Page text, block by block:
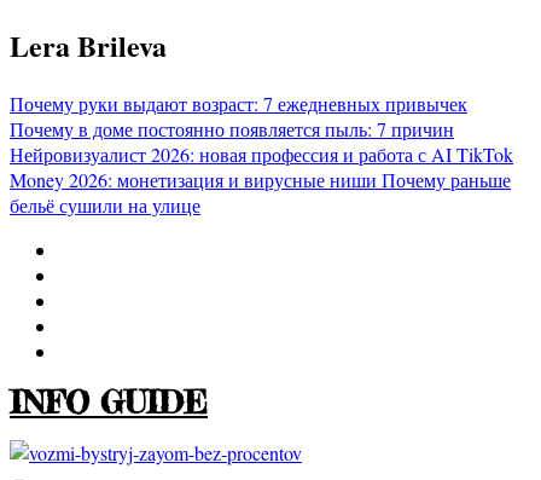
Перейти
к
Lera Brileva
Почему руки выдают возраст: 7 ежедневных привычек
Почему в доме постоянно появляется пыль: 7 причин
Нейровизуалист 2026: новая профессия и работа с AITikTok
Money 2026: монетизация и вирусные ниши Почему раньше
бельё сушили на улице
INFO GUIDE